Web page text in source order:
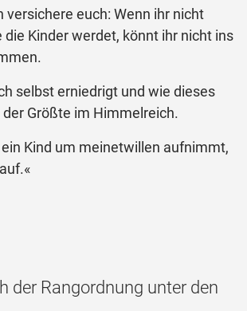
versichere euch: Wenn ihr nicht
Kinder werdet, könnt ihr nicht ins
selbst erniedrigt und wie dieses
der Größte im Himmelreich.
Kind um meinetwillen aufnimmt,
der Rangordnung unter den